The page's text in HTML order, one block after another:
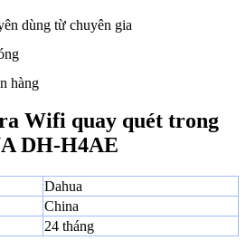
dùng từ chuyên gia
hàng
Wifi quay quét trong
DH-H4AE
Dahua
China
24 tháng